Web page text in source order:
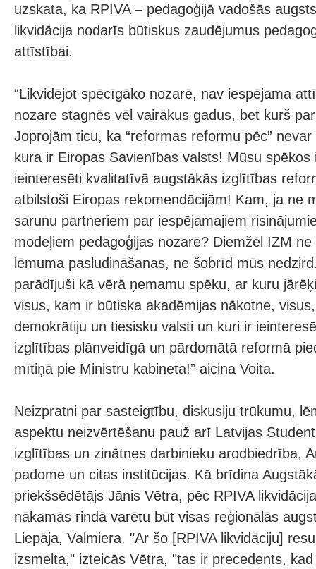
uzskata, ka RPIVA – pedagoģijā vadošās
likvidācija nodarīs būtiskus zaudējumus
attīstībai.
“Likvidējot spēcīgāko nozarē, nav iespējama
nozare stagnēs vēl vairākus gadus, bet kurš
Joprojām ticu, ka “reformas reformu pēc”
kura ir Eiropas Savienības valsts! Mūsu
ieinteresēti kvalitatīvā augstākās izglītības
atbilstoši Eiropas rekomendācijām! Kam, ja ne
sarunu partneriem par iespējamajiem
modeļiem pedagoģijas nozarē? Diemžēl IZM
lēmuma pasludināšanas, ne šobrīd mūs
parādījuši kā vērā ņemamu spēku, ar kuru
visus, kam ir būtiska akadēmijas nākotne,
demokrātiju un tiesisku valsti un kuri ir
izglītības plānveidīgā un pārdomātā reformā
mītiņā pie Ministru kabineta!” aicina Voita.
Neizpratni par sasteigtību, diskusiju trūkumu,
aspektu neizvērtēšanu pauž arī Latvijas
izglītības un zinātnes darbinieku arodbiedrība,
padome un citas institūcijas. Kā brīdina
priekšsēdētājs Jānis Vētra, pēc RPIVA
nākamās rindā varētu būt visas reģionālās
Liepāja, Valmiera. "Ar šo [RPIVA likvidāciju]
izsmelta," izteicās Vētra, "tas ir precedents,